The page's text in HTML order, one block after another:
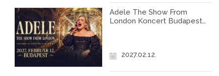
Adele The Show From
London Koncert Budapest
2027.02.12.